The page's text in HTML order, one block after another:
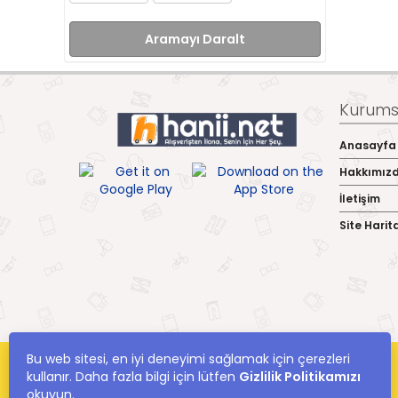
Aramayı Daralt
Anasayfa
İletişim
Site
Bu web sitesi, en iyi deneyimi sağlamak için çerezleri
kullanır. Daha fazla bilgi için lütfen Gizlilik Politikamızı
okuyun.